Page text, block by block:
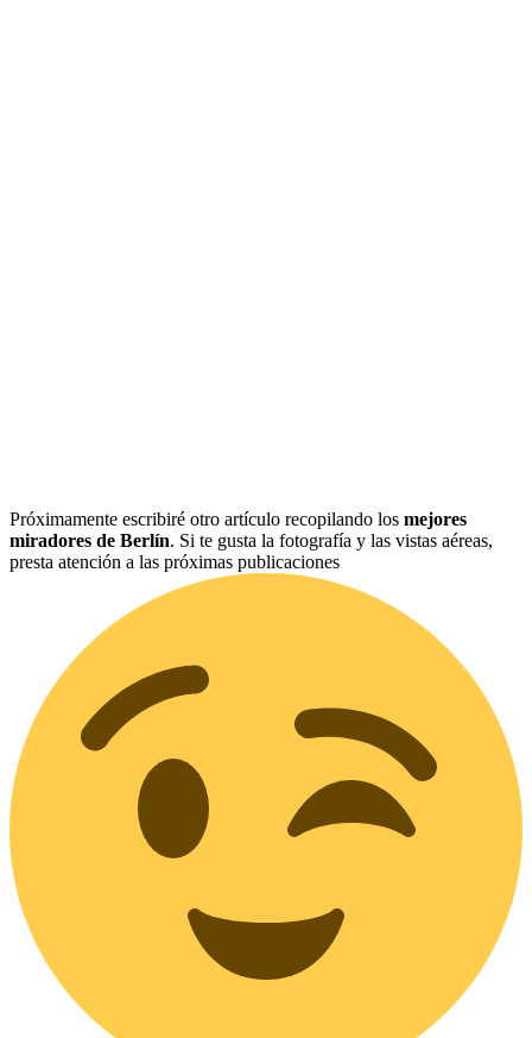
Próximamente escribiré otro artículo recopilando los mejores
miradores de Berlín. Si te gusta la fotografía y las vistas aéreas,
presta atención a las próximas publicaciones